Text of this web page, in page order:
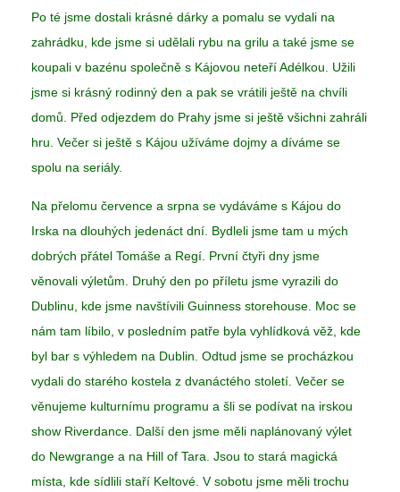
Po té jsme dostali krásné dárky a pomalu se vydali na
zahrádku, kde jsme si udělali rybu na grilu a také jsme se
koupali v bazénu společně s Kájovou neteří Adélkou. Užili
jsme si krásný rodinný den a pak se vrátili ještě na chvíli
domů. Před odjezdem do Prahy jsme si ještě všichni zahráli
hru. Večer si ještě s Kájou užíváme dojmy a díváme se
spolu na seriály.
Na přelomu července a srpna se vydáváme s Kájou do
Irska na dlouhých jedenáct dní. Bydleli jsme tam u mých
dobrých přátel Tomáše a Regí. První čtyři dny jsme
věnovali výletům. Druhý den po příletu jsme vyrazili do
Dublinu, kde jsme navštívili Guinness storehouse. Moc se
nám tam líbilo, v posledním patře byla vyhlídková věž, kde
byl bar s výhledem na Dublin. Odtud jsme se procházkou
vydali do starého kostela z dvanáctého století. Večer se
věnujeme kulturnímu programu a šli se podívat na irskou
show Riverdance. Další den jsme měli naplánovaný výlet
do Newgrange a na Hill of Tara. Jsou to stará magická
místa, kde sídlili staří Keltové. V sobotu jsme měli trochu